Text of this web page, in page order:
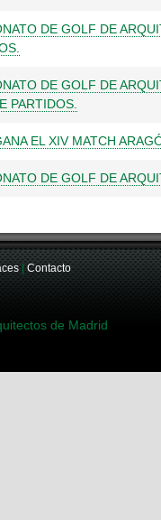
DE GOLF DE
DE GOLF DE
PARTIDOS.
EL XIV MATCH
DE GOLF DE
| Contacto
de Madrid